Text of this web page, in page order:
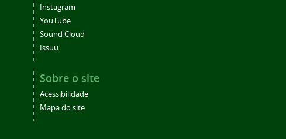
Instagram
YouTube
Sound Cloud
Issuu
Sobre o site
Acessibilidade
Mapa do site